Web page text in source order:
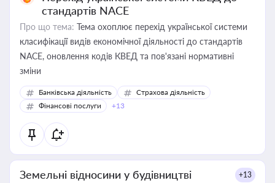
стандартів NACE
Про що тема: Тема охоплює перехід української системи
класифікації видів економічної діяльності до стандартів
NACE, оновлення кодів КВЕД та пов'язані нормативні
зміни
Банківська діяльність
Страхова діяльність
Фінансові послуги
+13
Земельні відносини у будівництві +13